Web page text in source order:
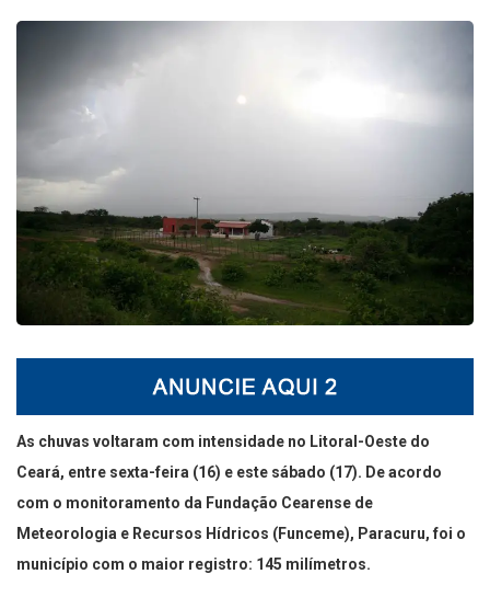
As chuvas voltaram com intensidade no Litoral-Oeste do
Ceará, entre sexta-feira (16) e este sábado (17). De acordo
com o monitoramento da Fundação Cearense de
Meteorologia e Recursos Hídricos (Funceme), Paracuru, foi o
município com o maior registro: 145 milímetros.